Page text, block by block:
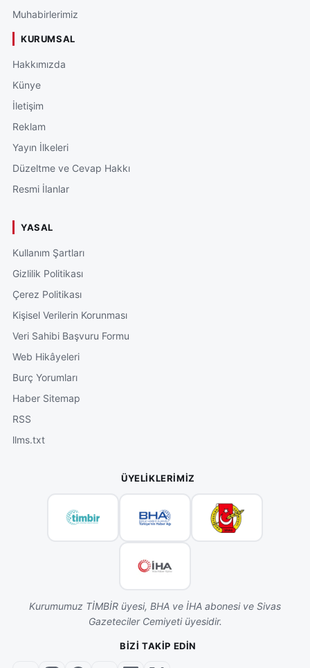
Muhabirlerimiz
KURUMSAL
Hakkımızda
Künye
İletişim
Reklam
Yayın İlkeleri
Düzeltme ve Cevap Hakkı
Resmi İlanlar
YASAL
Kullanım Şartları
Gizlilik Politikası
Çerez Politikası
Kişisel Verilerin Korunması
Veri Sahibi Başvuru Formu
Web Hikâyeleri
Burç Yorumları
Haber Sitemap
RSS
llms.txt
ÜYELIKLERIMIZ
Kurumumuz TİMBİR üyesi, BHA ve İHA abonesi ve Sivas
Gazeteciler Cemiyeti üyesidir.
BIZI TAKIP EDIN